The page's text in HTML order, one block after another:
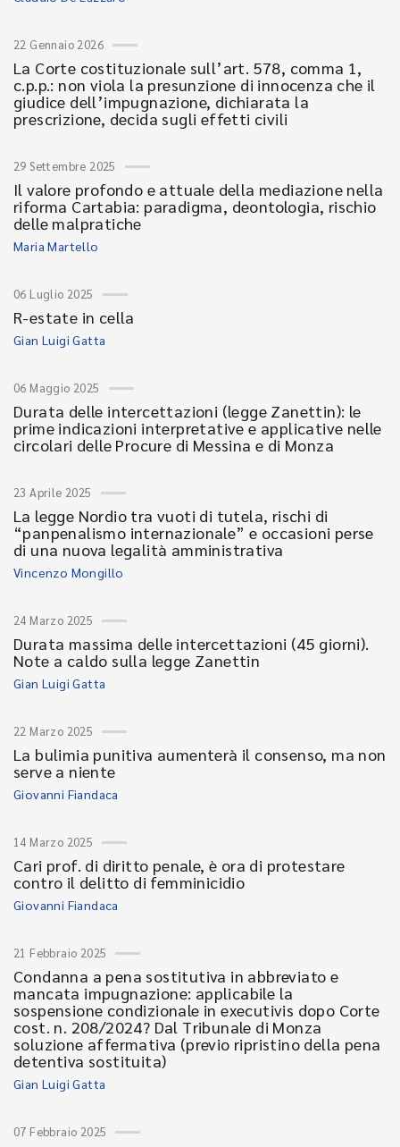
22 Gennaio 2026
La Corte costituzionale sull’art. 578, comma 1,
c.p.p.: non viola la presunzione di innocenza che il
giudice dell’impugnazione, dichiarata la
prescrizione, decida sugli effetti civili
29 Settembre 2025
Il valore profondo e attuale della mediazione nella
riforma Cartabia: paradigma, deontologia, rischio
delle malpratiche
Maria Martello
06 Luglio 2025
R-estate in cella
Gian Luigi Gatta
06 Maggio 2025
Durata delle intercettazioni (legge Zanettin): le
prime indicazioni interpretative e applicative nelle
circolari delle Procure di Messina e di Monza
23 Aprile 2025
La legge Nordio tra vuoti di tutela, rischi di
“panpenalismo internazionale” e occasioni perse
di una nuova legalità amministrativa
Vincenzo Mongillo
24 Marzo 2025
Durata massima delle intercettazioni (45 giorni).
Note a caldo sulla legge Zanettin
Gian Luigi Gatta
22 Marzo 2025
La bulimia punitiva aumenterà il consenso, ma non
serve a niente
Giovanni Fiandaca
14 Marzo 2025
Cari prof. di diritto penale, è ora di protestare
contro il delitto di femminicidio
Giovanni Fiandaca
21 Febbraio 2025
Condanna a pena sostitutiva in abbreviato e
mancata impugnazione: applicabile la
sospensione condizionale in executivis dopo Corte
cost. n. 208/2024? Dal Tribunale di Monza
soluzione affermativa (previo ripristino della pena
detentiva sostituita)
Gian Luigi Gatta
07 Febbraio 2025